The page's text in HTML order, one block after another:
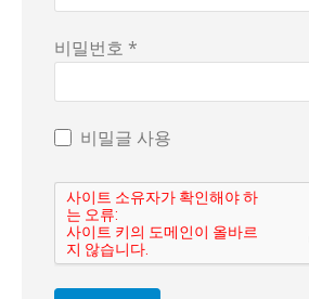
비밀번호 *
비밀글 사용